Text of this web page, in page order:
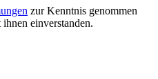
zur Kenntnis genommen
einverstanden.